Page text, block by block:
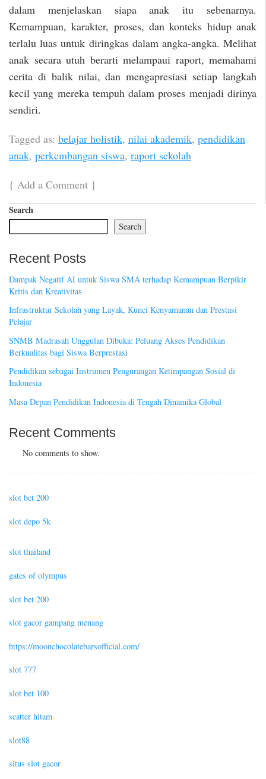
dalam menjelaskan siapa anak itu sebenarnya.
Kemampuan, karakter, proses, dan konteks hidup anak
terlalu luas untuk diringkas dalam angka-angka. Melihat
anak secara utuh berarti melampaui raport, memahami
cerita di balik nilai, dan mengapresiasi setiap langkah
kecil yang mereka tempuh dalam proses menjadi dirinya
sendiri.
Tagged as: belajar holistik, nilai akademik, pendidikan
anak, perkembangan siswa, raport sekolah
{ Add a Comment }
Search
Search
Recent Posts
Dampak Negatif AI untuk Siswa SMA terhadap Kemampuan Berpikir
Kritis dan Kreativitas
Infrastruktur Sekolah yang Layak, Kunci Kenyamanan dan Prestasi
Pelajar
SNMB Madrasah Unggulan Dibuka: Peluang Akses Pendidikan
Berkualitas bagi Siswa Berprestasi
Pendidikan sebagai Instrumen Pengurangan Ketimpangan Sosial di
Indonesia
Masa Depan Pendidikan Indonesia di Tengah Dinamika Global
Recent Comments
No comments to show.
slot bet 200
slot depo 5k
slot thailand
gates of olympus
slot bet 200
slot gacor gampang menang
https://moonchocolatebarsofficial.com/
slot 777
slot bet 100
scatter hitam
slot88
situs slot gacor